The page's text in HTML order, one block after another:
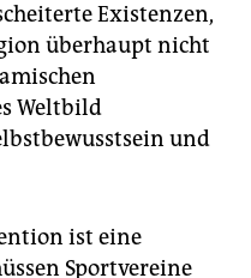
Existenzen,
überhaupt nicht
Weltbild
und
ist eine
Sportvereine